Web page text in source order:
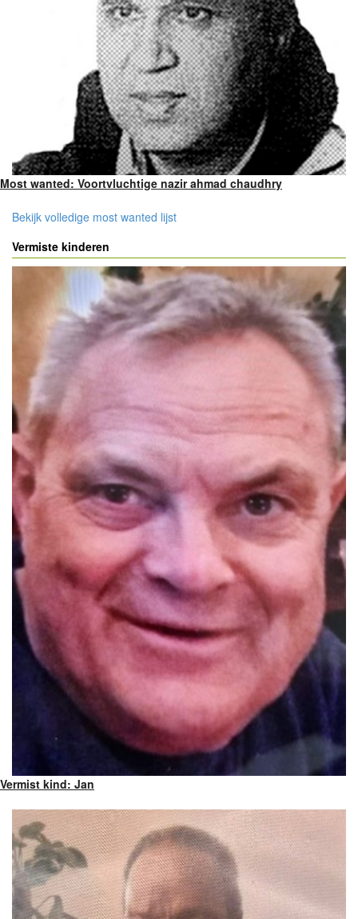
Most wanted: Voortvluchtige nazir ahmad chaudhry
Bekijk volledige most wanted lijst
Vermiste kinderen
Vermist kind: Jan